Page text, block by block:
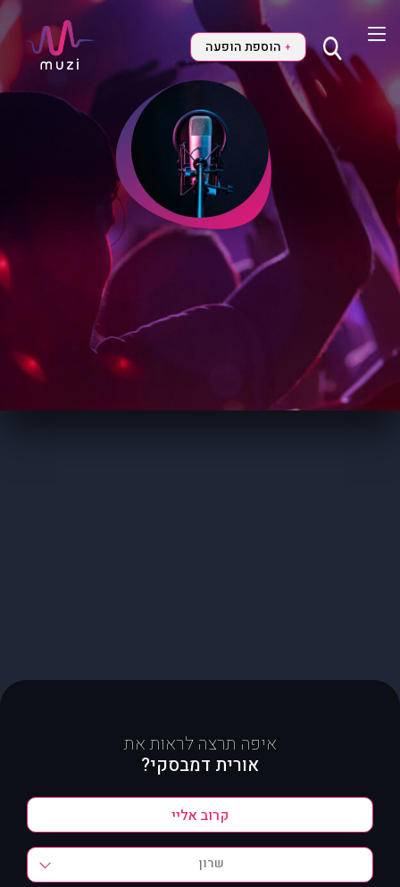
+ הוספת הופעה
איפה תרצה לראות את
אורית דמבסקי?
שרון